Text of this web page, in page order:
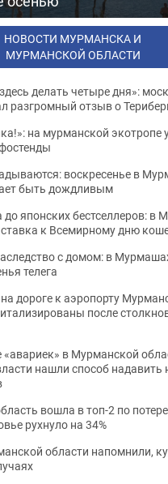
НОВОСТИ МУРМАНСКА И
МУРМАНСКОЙ ОБЛАСТИ
делать четыре дня»:
разгромный отзыв о
на мурманской экотропе
воскресенье в
быть дождливым
японских бестселлеров: в
к Всемирному дню
с домом: в
телега
дороге к аэропорту
после
«авариек» в Мурманской
нашли способ надавить
вошла в топ-2 по
рухнуло на 34%
области напомнили,